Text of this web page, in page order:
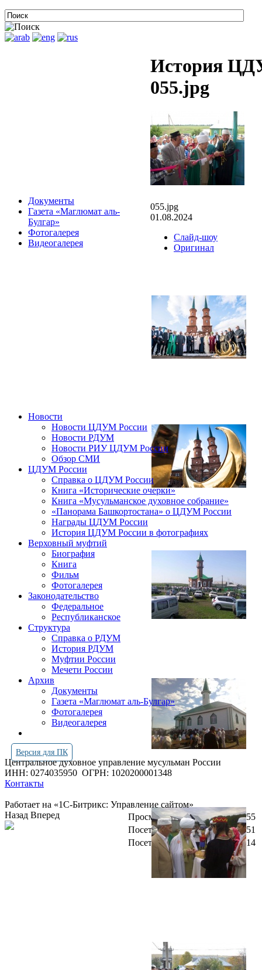
Документы
Газета «Маглюмат аль-
Булгар»
Фотогалерея
Видеогалерея
История
055.jpg
055.jpg
01.08.2024
Слайд-шоу
Оригинал
Новости
Новости ЦДУМ России
Новости РДУМ
Новости РИУ ЦДУМ России
Обзор СМИ
ЦДУМ России
Справка о ЦДУМ России
Книга «Исторические очерки»
Книга «Мусульманское духовное собрание»
«Панорама Башкортостана» о ЦДУМ России
Награды ЦДУМ России
История ЦДУМ России в фотографиях
Верховный муфтий
Биография
Книга
Фильм
Фотогалерея
Законодательство
Федеральное
Республиканское
Структура
Справка о РДУМ
История РДУМ
Муфтии России
Мечети России
Архив
Документы
Газета «Маглюмат аль-Булгар»
Фотогалерея
Видеогалерея
Версия для ПК
Центральное духовное управление мусульман России
ИНН: 0274035950 ОГРН: 1020200001348
Контакты
Работает на «1С-Битрикс: Управление сайтом»
Просмотров всего:
4254955
Посетителей сегодня:
5751
Посетителей в онлайн:
14
Назад Вперед